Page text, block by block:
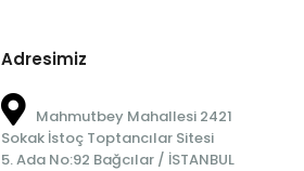
Adresimiz
Mahmutbey Mahallesi 2421
Sokak İstoç Toptancılar Sitesi
5. Ada No:92 Bağcılar / İSTANBUL